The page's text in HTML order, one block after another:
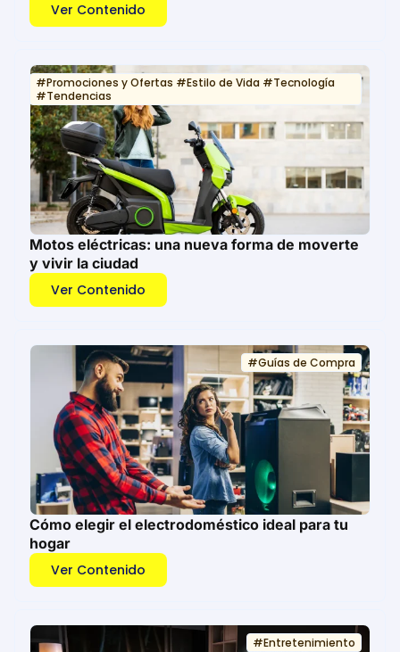
Ver Contenido
#Promociones y Ofertas #Estilo de Vida #Tecnología
#Tendencias
Motos eléctricas: una nueva forma de moverte
y vivir la ciudad
Ver Contenido
#Guías de Compra
Cómo elegir el electrodoméstico ideal para tu
hogar
Ver Contenido
#Entretenimiento